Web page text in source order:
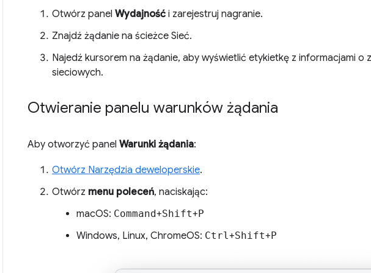
Otwórz panel Wydajność i zarejestruj nagranie.
Znajdź żądanie na ścieżce Sieć.
Najedź kursorem na żądanie, aby wyświetlić etykietkę z informacjami
sieciowych.
Otwieranie panelu warunków żądania
Aby otworzyć panel Warunki żądania:
Otwórz Narzędzia deweloperskie.
Otwórz menu poleceń, naciskając:
macOS: Command+Shift+ P
Windows, Linux, ChromeOS: Ctrl+Shift+ P